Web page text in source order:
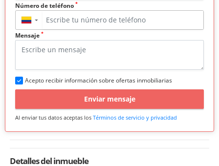
Número de teléfono *
▼
Mensaje *
Acepto recibir información sobre ofertas inmobiliarias
Enviar mensaje
Al enviar tus datos aceptas los Términos de servicio y privacidad
Detalles del inmueble